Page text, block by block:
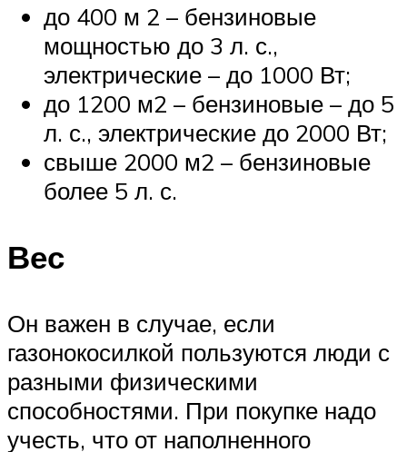
до 400 м 2 – бензиновые
мощностью до 3 л. с.,
электрические – до 1000 Вт;
до 1200 м2 – бензиновые – до 5
л. с., электрические до 2000 Вт;
свыше 2000 м2 – бензиновые
более 5 л. с.
Вес
Он важен в случае, если
газонокосилкой пользуются люди с
разными физическими
способностями. При покупке надо
учесть, что от наполненного